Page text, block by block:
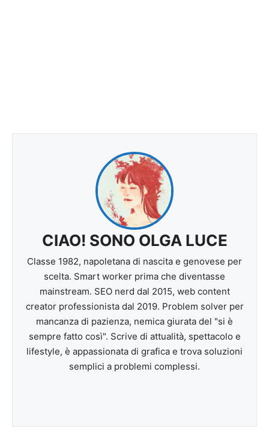
CIAO! SONO OLGA LUCE
Classe 1982, napoletana di nascita e genovese per
scelta. Smart worker prima che diventasse
mainstream. SEO nerd dal 2015, web content
creator professionista dal 2019. Problem solver per
mancanza di pazienza, nemica giurata del "si è
sempre fatto così". Scrive di attualità, spettacolo e
lifestyle, è appassionata di grafica e trova soluzioni
semplici a problemi complessi.